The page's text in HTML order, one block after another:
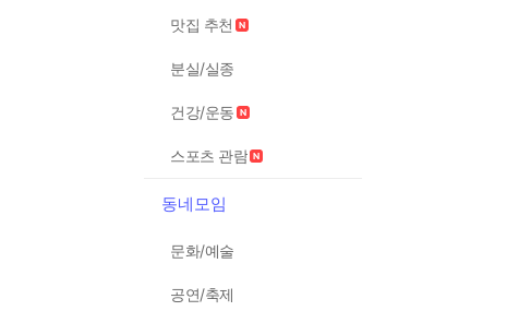
맛집 추천
분실/실종
건강/운동
스포츠 관람
동네모임
문화/예술
공연/축제